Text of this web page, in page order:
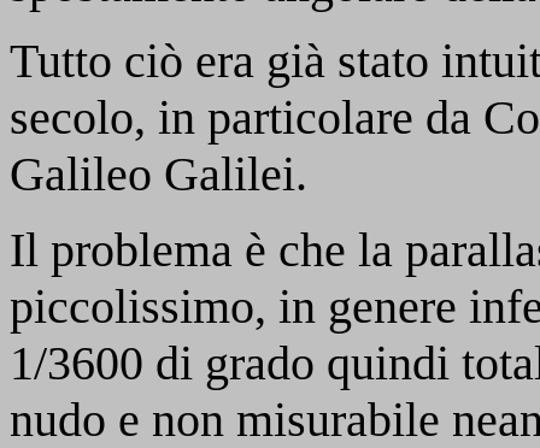
Tutto ciò era già stato
secolo, in particolare da
Galileo Galilei.
Il problema è che la
piccolissimo, in genere
1/3600 di grado quindi
nudo e non misurabile